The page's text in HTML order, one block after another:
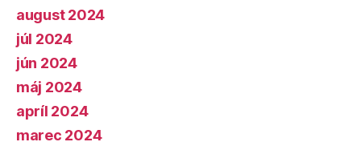
august 2024
júl 2024
jún 2024
máj 2024
apríl 2024
marec 2024